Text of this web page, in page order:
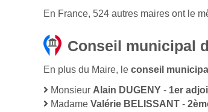
En France, 524 autres maires ont le
Conseil municipal
En plus du Maire, le conseil
Monsieur Alain DUGENY - 1er
Madame Valérie BELISSANT -